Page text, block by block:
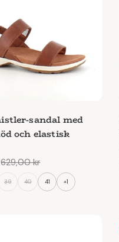
sandal med
och elastisk
629,00 kr
39 40 41 +1